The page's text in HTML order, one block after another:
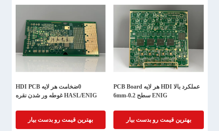
عملکرد بالا HDI هر لایه PCB Board
ENIG سطح 0.2-6mm
بهترین قیمت رو بدست بیار
0ضخامت هر لایه HDI PCB
HASL/ENIG غوطه ور شدن نقره
بهترین قیمت رو بدست بیار